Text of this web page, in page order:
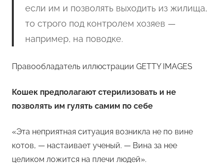
если им и позволять выходить из жилища,
то строго под контролем хозяев —
например, на поводке.
Правообладатель иллюстрации GETTY IMAGES
Кошек предполагают стерилизовать и не
позволять им гулять самим по себе
«Эта неприятная ситуация возникла не по вине
котов, — настаивает ученый. — Вина за нее
целиком ложится на плечи людей».